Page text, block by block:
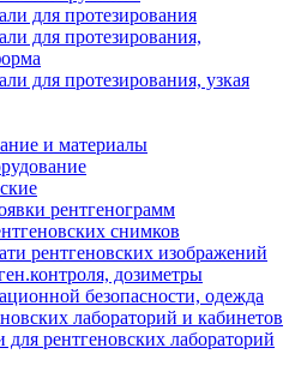
для протезирования
для протезирования,
для протезирования, узкая
и материалы
рентгенограмм
снимков
рентгеновских изображений
дозиметры
безопасности, одежда
лабораторий и кабинетов
рентгеновских лабораторий